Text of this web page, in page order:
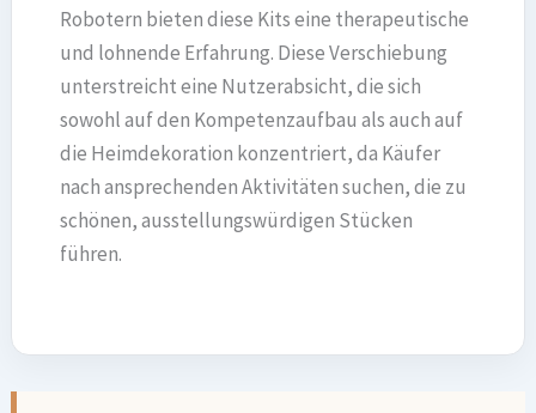
Robotern bieten diese Kits eine therapeutische
und lohnende Erfahrung. Diese Verschiebung
unterstreicht eine Nutzerabsicht, die sich
sowohl auf den Kompetenzaufbau als auch auf
die Heimdekoration konzentriert, da Käufer
nach ansprechenden Aktivitäten suchen, die zu
schönen, ausstellungswürdigen Stücken
führen.